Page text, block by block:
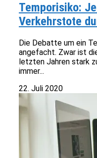
Temporisiko:
Verkehrstote
Die Debatte um ein
angefacht. Zwar ist
letzten Jahren stark
immer...
22. Juli 2020